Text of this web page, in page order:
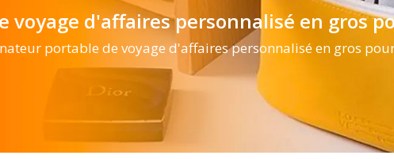
voyage d'affaires personnalisé en gros
portable de voyage d'affaires personnalisé en gros